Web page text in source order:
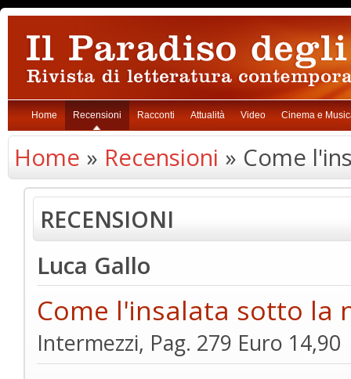
Home Recensioni Racconti Attualità Video Cinema e
Home » Recensioni » Come
RECENSIONI
Luca Gallo
Come l'insalata sotto la
Intermezzi, Pag. 279 Euro 14,90